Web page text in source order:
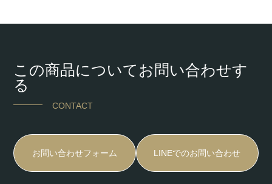
この商品についてお問い合わせす
る
CONTACT
お問い合わせフォーム LINEでのお問い合わせ